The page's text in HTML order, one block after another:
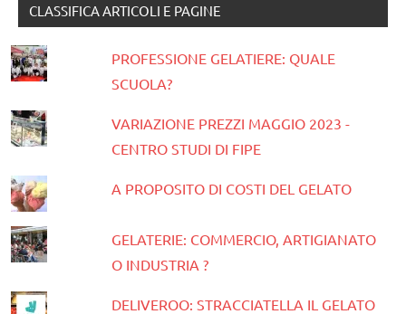
CLASSIFICA ARTICOLI E PAGINE
PROFESSIONE GELATIERE: QUALE
SCUOLA?
VARIAZIONE PREZZI MAGGIO 2023 -
CENTRO STUDI DI FIPE
A PROPOSITO DI COSTI DEL GELATO
GELATERIE: COMMERCIO, ARTIGIANATO
O INDUSTRIA ?
DELIVEROO: STRACCIATELLA IL GELATO